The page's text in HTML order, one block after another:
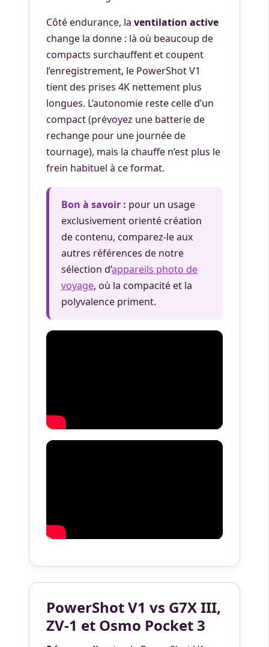
Côté endurance, la ventilation active
change la donne : là où beaucoup de
compacts surchauffent et coupent
l’enregistrement, le PowerShot V1
tient des prises 4K nettement plus
longues. L’autonomie reste celle d’un
compact (prévoyez une batterie de
rechange pour une journée de
tournage), mais la chauffe n’est plus le
frein habituel à ce format.
Bon à savoir : pour un usage
exclusivement orienté création
de contenu, comparez-le aux
autres références de notre
sélection d’appareils photo de
voyage, où la compacité et la
polyvalence priment.
PowerShot V1 vs G7X III,
ZV-1 et Osmo Pocket 3